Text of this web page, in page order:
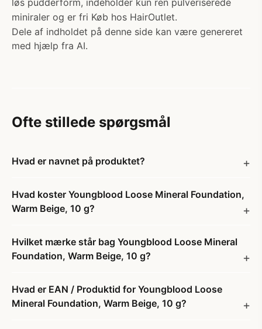
løs pudderform, indeholder kun ren pulveriserede
miniraler og er fri Køb hos HairOutlet.
Dele af indholdet på denne side kan være genereret
med hjælp fra AI.
Ofte stillede spørgsmål
Hvad er navnet på produktet?
Hvad koster Youngblood Loose Mineral Foundation,
Warm Beige, 10 g?
Hvilket mærke står bag Youngblood Loose Mineral
Foundation, Warm Beige, 10 g?
Hvad er EAN / Produktid for Youngblood Loose
Mineral Foundation, Warm Beige, 10 g?